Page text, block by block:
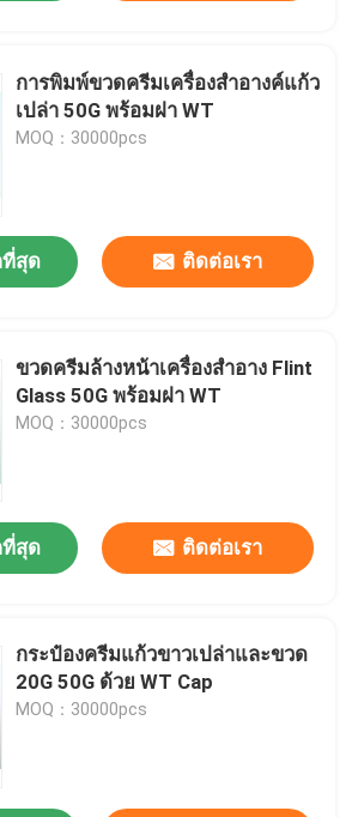
การพิมพ์ขวดครีมเครื่องสำอางค์แก้ว
เปล่า 50G พร้อมฝา WT
MOQ：30000pcs
ที่สุด ติดต่อเรา
ขวดครีมล้างหน้าเครื่องสำอาง Flint
Glass 50G พร้อมฝา WT
MOQ：30000pcs
ที่สุด ติดต่อเรา
กระป๋องครีมแก้วขาวเปล่าและขวด
20G 50G ด้วย WT Cap
MOQ：30000pcs